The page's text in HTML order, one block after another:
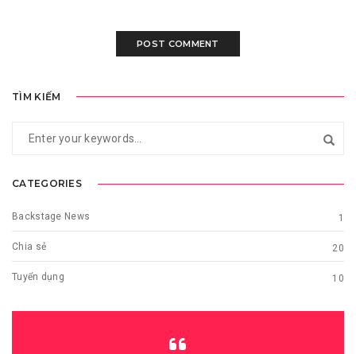
TÌM KIẾM
CATEGORIES
Backstage News 1
Chia sẻ 20
Tuyển dụng 10